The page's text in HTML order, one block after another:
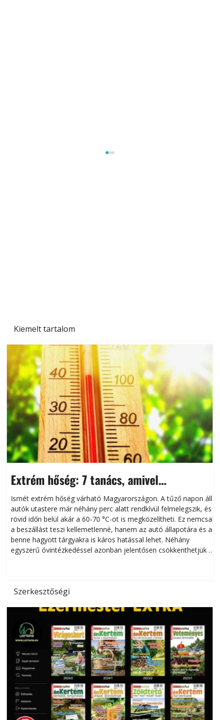
Kiemelt tartalom
Extrém hőség: 7 tanács, amivel
megóvhatjuk autónkat a nyári károktól
Ismét extrém hőség várható Magyarországon. A tűző napon álló
autók utastere már néhány perc alatt rendkívül felmelegszik, és
rövid időn belül akár a 60-70 °C-ot is megközelítheti. Ez nemcsak
a beszállást teszi kellemetlenné, hanem az autó állapotára és a
benne hagyott tárgyakra is káros hatással lehet. Néhány
egyszerű óvintézkedéssel azonban jelentősen csökkenthetjük a
Szerkesztőségi